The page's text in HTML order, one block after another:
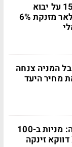
טראמפ הטיל מכס של 15% על יבוא
רכיבי הסולאר; פירסט סולאר מזנקת 6%
זילו זינקו 18% אבל המניה צנחה
את מחיר היעד
מכרו בשמועה, קנו בידיעה: מניות ב-100